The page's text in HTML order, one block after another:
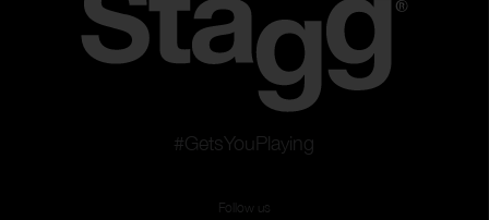
#GetsYouPlaying
Follow us